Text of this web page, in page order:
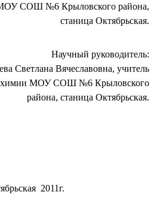
СОШ №6 Крыловского района,
станица Октябрьская.
Научный руководитель:
Светлана Вячеславовна, учитель
химии МОУ СОШ №6 Крыловского
района, станица Октябрьская.
2011г.